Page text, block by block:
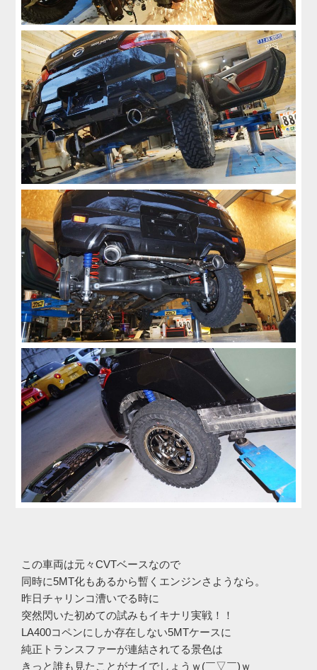
この車両は元々CVTベースなので
同時に5MT化もあるから暫くエンジンさようなら。
昨日チャリンコ漕いでる時に
突然閃いた初めての試みもイキナリ実戦！！
LA400コペンにしか存在しない5MTケースに
純正トランスファーが連結されてる景色は
きっと誰も見たことがナイでしょうｗ(￣▽￣)ｗ